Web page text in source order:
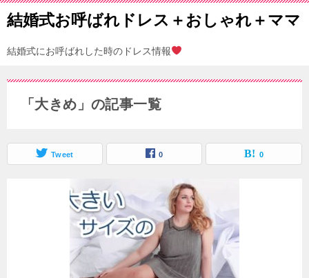
結婚式お呼ばれドレス＋おしゃれ＋ママ
結婚式にお呼ばれした時のドレス情報
「大きめ」の記事一覧
Tweet 0 0